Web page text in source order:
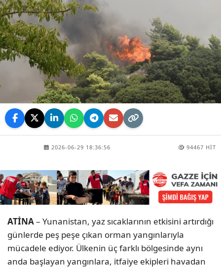
2026-06-29 18:36:56 94467 HIT
ATİNA– Yunanistan, yaz sıcaklarının etkisini artırdığı
günlerde peş peşe çıkan orman yangınlarıyla
mücadele ediyor. Ülkenin üç farklı bölgesinde aynı
anda başlayan yangınlara, itfaiye ekipleri havadan